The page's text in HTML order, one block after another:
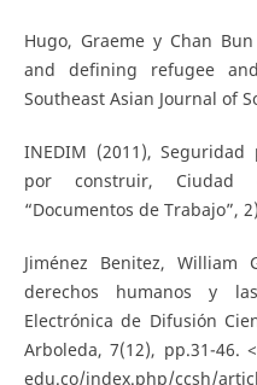
Hugo, Graeme y Chan
and defining refugee
Southeast Asian Journal of
INEDIM (2011),
por construir, Ciudad
“Documentos de Trabajo”,
Jiménez Benitez, William
derechos humanos y
Electrónica de Difusión
Arboleda, 7(12), pp.31-46. <
edu.co/index.php/ccsh/